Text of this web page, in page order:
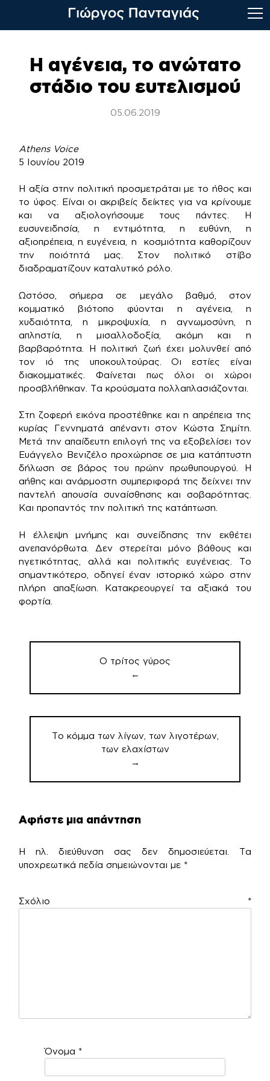
contentΗ αγένεια, το ανώτατο
στάδιο του ευτελισμού
05.06.2019
Athens Voice
5 Ιουνίου 2019
Η αξία στην πολιτική προσμετράται με το ήθος και
το ύφος. Είναι οι ακριβείς δείκτες για να κρίνουμε
και να αξιολογήσουμε τους πάντες. Η
ευσυνειδησία, η εντιμότητα, η ευθύνη, η
αξιοπρέπεια, η ευγένεια, η κοσμιότητα καθορίζουν
την ποιότητά μας. Στον πολιτικό στίβο
διαδραματίζουν καταλυτικό ρόλο.
Ωστόσο, σήμερα σε μεγάλο βαθμό, στον
κομματικό βιότοπο φύονται η αγένεια, η
χυδαιότητα, η μικροψυχία, η αγνωμοσύνη, η
απληστία, η μισαλλοδοξία, ακόμη και η
βαρβαρότητα. Η πολιτική ζωή έχει μολυνθεί από
τον ιό της υποκουλτούρας. Οι εστίες είναι
διακομματικές. Φαίνεται πως όλοι οι χώροι
προσβλήθηκαν. Τα κρούσματα πολλαπλασιάζονται.
Στη ζοφερή εικόνα προστέθηκε και η απρέπεια της
κυρίας Γεννηματά απέναντι στον Κώστα Σημίτη.
Μετά την απαίδευτη επιλογή της να εξοβελίσει τον
Ευάγγελο Βενιζέλο προχώρησε σε μια κατάπτυστη
δήλωση σε βάρος του πρώην πρωθυπουργού. Η
αήθης και ανάρμοστη συμπεριφορά της δείχνει την
παντελή απουσία συναίσθησης και σοβαρότητας.
Και προπαντός την πολιτική της κατάπτωση.
Η έλλειψη μνήμης και συνείδησης την εκθέτει
ανεπανόρθωτα. Δεν στερείται μόνο βάθους και
ηγετικότητας, αλλά και πολιτικής ευγένειας. Το
σημαντικότερο, οδηγεί έναν ιστορικό χώρο στην
πλήρη απαξίωση. Κατακρεουργεί τα αξιακά του
φορτία.
Πλοήγηση
Ο τρίτος γύρος
←
Το κόμμα των λίγων, των λιγοτέρων,
των ελαχίστων
→
Αφήστε μια απάντηση
Η ηλ. διεύθυνση σας δεν δημοσιεύεται.
Τα
υποχρεωτικά πεδία σημειώνονται με *
Σχόλιο *
Όνομα *